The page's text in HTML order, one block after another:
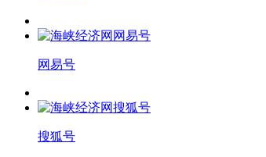
网易号
搜狐号